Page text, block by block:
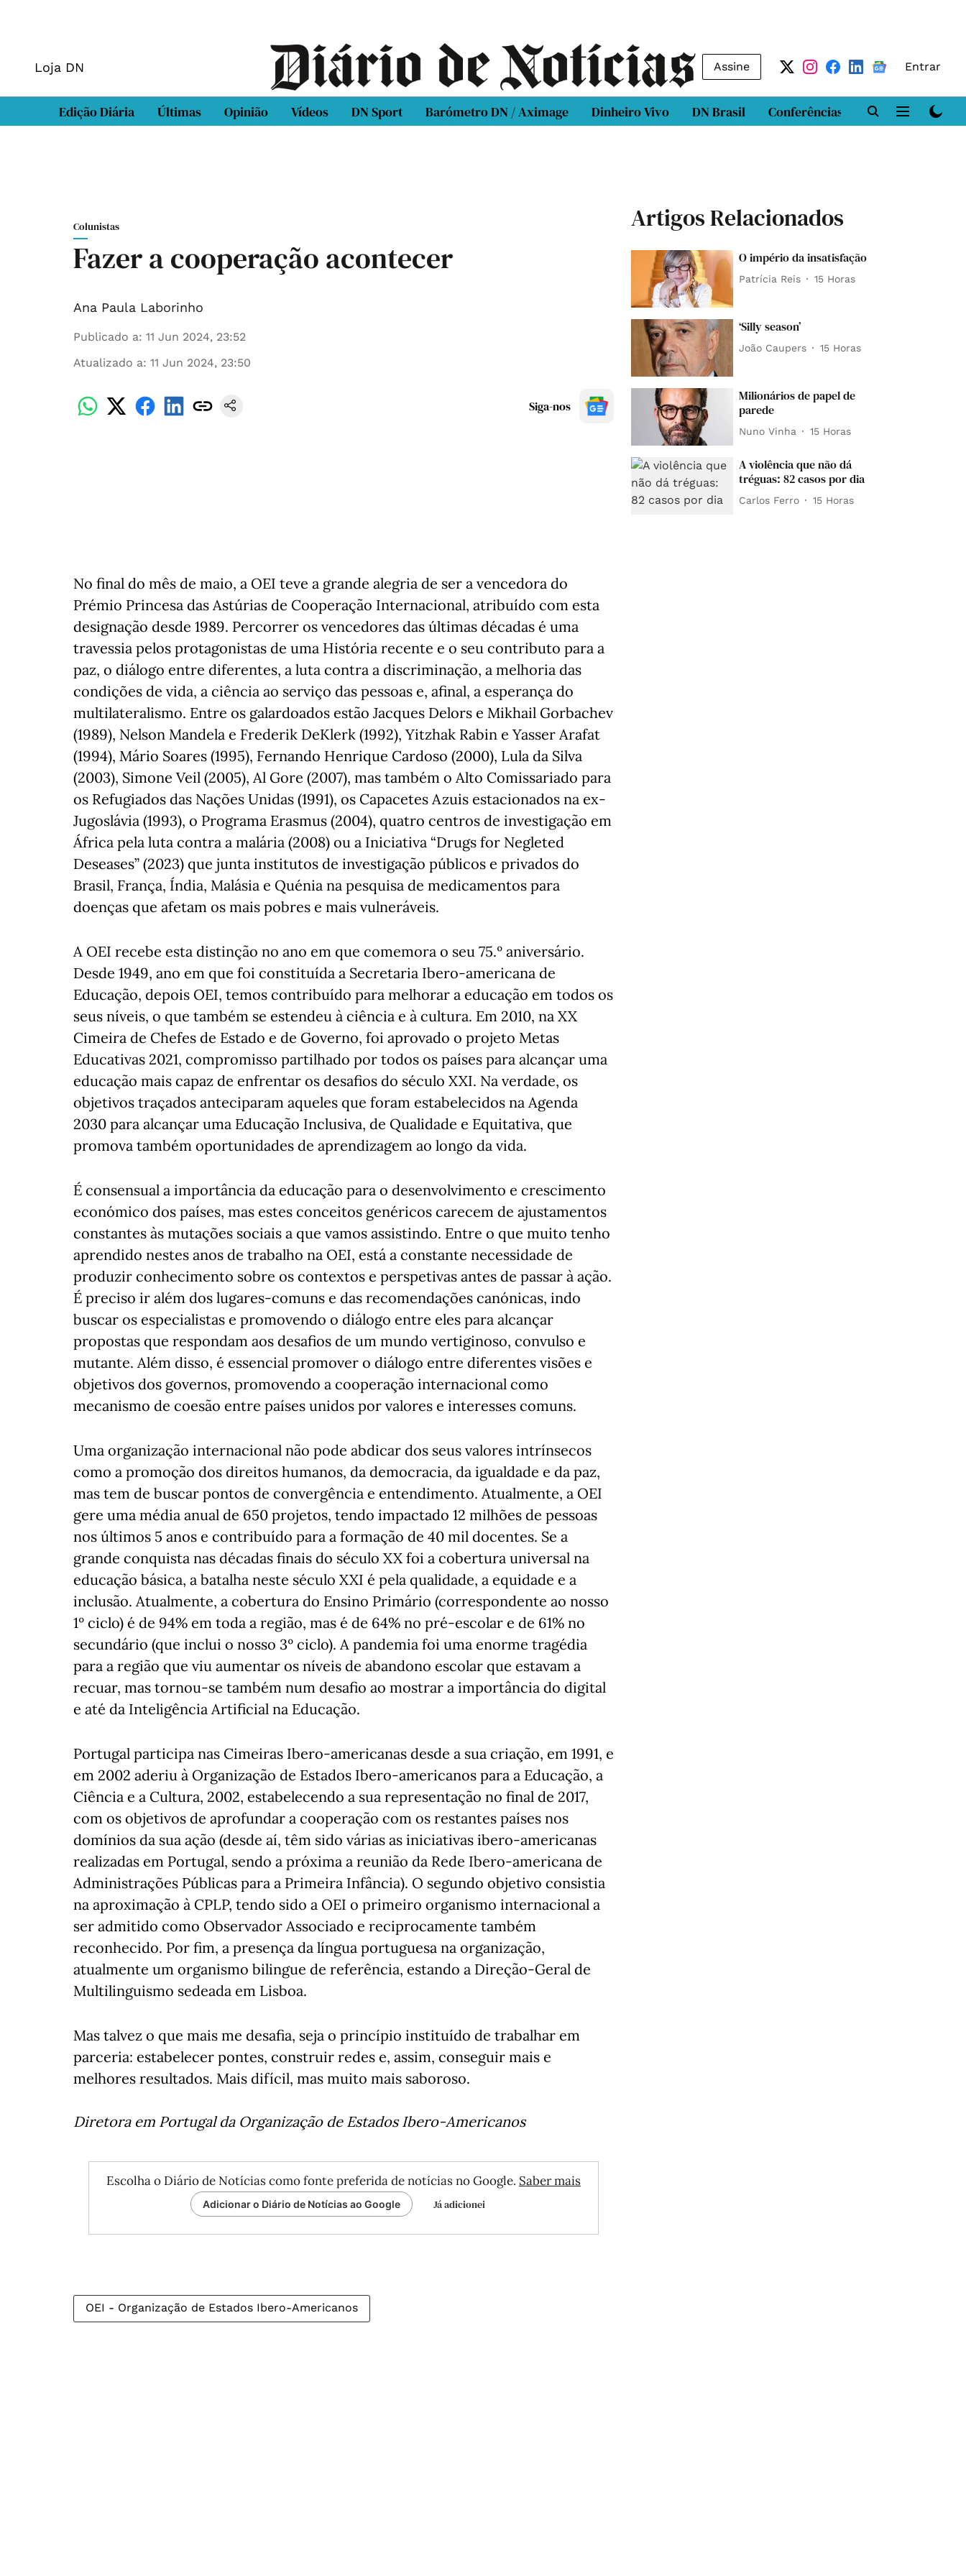
Loja DN Assine Entrar
Edição Diária Últimas Opinião Vídeos DN Sport Barómetro DN / Aximage Dinheiro Vivo DN Brasil Conferências DN LAB
Colunistas
Fazer a cooperação acontecer
Ana Paula Laborinho
Publicado a: 11 Jun 2024, 23:52
Atualizado a: 11 Jun 2024, 23:50
Siga-nos
No final do mês de maio, a OEI teve a grande alegria de ser a vencedora do
Prémio Princesa das Astúrias de Cooperação Internacional, atribuído com esta
designação desde 1989. Percorrer os vencedores das últimas décadas é uma
travessia pelos protagonistas de uma História recente e o seu contributo para a
paz, o diálogo entre diferentes, a luta contra a discriminação, a melhoria das
condições de vida, a ciência ao serviço das pessoas e, afinal, a esperança do
multilateralismo. Entre os galardoados estão Jacques Delors e Mikhail Gorbachev
(1989), Nelson Mandela e Frederik DeKlerk (1992), Yitzhak Rabin e Yasser Arafat
(1994), Mário Soares (1995), Fernando Henrique Cardoso (2000), Lula da Silva
(2003), Simone Veil (2005), Al Gore (2007), mas também o Alto Comissariado para
os Refugiados das Nações Unidas (1991), os Capacetes Azuis estacionados na ex-
Jugoslávia (1993), o Programa Erasmus (2004), quatro centros de investigação em
África pela luta contra a malária (2008) ou a Iniciativa “Drugs for Negleted
Deseases” (2023) que junta institutos de investigação públicos e privados do
Brasil, França, Índia, Malásia e Quénia na pesquisa de medicamentos para
doenças que afetam os mais pobres e mais vulneráveis.
A OEI recebe esta distinção no ano em que comemora o seu 75.º aniversário.
Desde 1949, ano em que foi constituída a Secretaria Ibero-americana de
Educação, depois OEI, temos contribuído para melhorar a educação em todos os
seus níveis, o que também se estendeu à ciência e à cultura. Em 2010, na XX
Cimeira de Chefes de Estado e de Governo, foi aprovado o projeto Metas
Educativas 2021, compromisso partilhado por todos os países para alcançar uma
educação mais capaz de enfrentar os desafios do século XXI. Na verdade, os
objetivos traçados anteciparam aqueles que foram estabelecidos na Agenda
2030 para alcançar uma Educação Inclusiva, de Qualidade e Equitativa, que
promova também oportunidades de aprendizagem ao longo da vida.
É consensual a importância da educação para o desenvolvimento e crescimento
económico dos países, mas estes conceitos genéricos carecem de ajustamentos
constantes às mutações sociais a que vamos assistindo. Entre o que muito tenho
aprendido nestes anos de trabalho na OEI, está a constante necessidade de
produzir conhecimento sobre os contextos e perspetivas antes de passar à ação.
É preciso ir além dos lugares-comuns e das recomendações canónicas, indo
buscar os especialistas e promovendo o diálogo entre eles para alcançar
propostas que respondam aos desafios de um mundo vertiginoso, convulso e
mutante. Além disso, é essencial promover o diálogo entre diferentes visões e
objetivos dos governos, promovendo a cooperação internacional como
mecanismo de coesão entre países unidos por valores e interesses comuns.
Uma organização internacional não pode abdicar dos seus valores intrínsecos
como a promoção dos direitos humanos, da democracia, da igualdade e da paz,
mas tem de buscar pontos de convergência e entendimento. Atualmente, a OEI
gere uma média anual de 650 projetos, tendo impactado 12 milhões de pessoas
nos últimos 5 anos e contribuído para a formação de 40 mil docentes. Se a
grande conquista nas décadas finais do século XX foi a cobertura universal na
educação básica, a batalha neste século XXI é pela qualidade, a equidade e a
inclusão. Atualmente, a cobertura do Ensino Primário (correspondente ao nosso
1º ciclo) é de 94% em toda a região, mas é de 64% no pré-escolar e de 61% no
secundário (que inclui o nosso 3º ciclo). A pandemia foi uma enorme tragédia
para a região que viu aumentar os níveis de abandono escolar que estavam a
recuar, mas tornou-se também num desafio ao mostrar a importância do digital
e até da Inteligência Artificial na Educação.
Portugal participa nas Cimeiras Ibero-americanas desde a sua criação, em 1991, e
em 2002 aderiu à Organização de Estados Ibero-americanos para a Educação, a
Ciência e a Cultura, 2002, estabelecendo a sua representação no final de 2017,
com os objetivos de aprofundar a cooperação com os restantes países nos
domínios da sua ação (desde aí, têm sido várias as iniciativas ibero-americanas
realizadas em Portugal, sendo a próxima a reunião da Rede Ibero-americana de
Administrações Públicas para a Primeira Infância). O segundo objetivo consistia
na aproximação à CPLP, tendo sido a OEI o primeiro organismo internacional a
ser admitido como Observador Associado e reciprocamente também
reconhecido. Por fim, a presença da língua portuguesa na organização,
atualmente um organismo bilingue de referência, estando a Direção-Geral de
Multilinguismo sedeada em Lisboa.
Mas talvez o que mais me desafia, seja o princípio instituído de trabalhar em
parceria: estabelecer pontes, construir redes e, assim, conseguir mais e
melhores resultados. Mais difícil, mas muito mais saboroso.
Diretora em Portugal da Organização de Estados Ibero-Americanos
Escolha o Diário de Notícias como fonte preferida de notícias no Google. Saber mais
Adicionar o Diário de Notícias ao Google Já adicionei
OEI - Organização de Estados Ibero-Americanos
Artigos Relacionados
O império da insatisfação
Patrícia Reis 15 Horas
‘Silly season’
João Caupers 15 Horas
Milionários de papel de
parede
Nuno Vinha 15 Horas
A violência que não dá
tréguas: 82 casos por dia
Carlos Ferro 15 Horas